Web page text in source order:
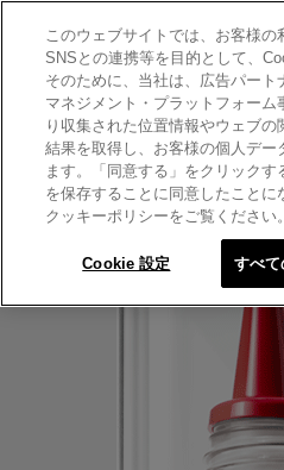
SEARCH THIS SITE
ロレアル パリ
ボンド リペア
このウェブサイトでは、お客様の
SNSとの連携等を目的として、
そのために、当社は、広告パート
マネジメント・プラットフォーム
り収集された位置情報やウェブ
結果を取得し、お客様の個人デ
ます。「同意する」をクリック
を保存することに同意したこと
クッキーポリシーをご覧ください。
Cookie 設定 すべ